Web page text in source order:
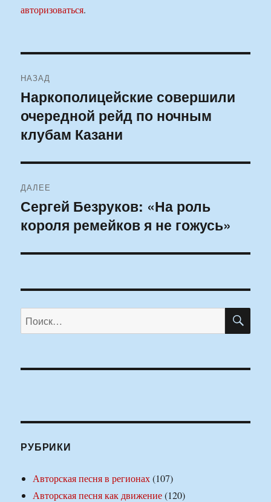
авторизоваться.
по
записям
НАЗАД
Предыдущая
запись:
Наркополицейские совершили
очередной рейд по ночным
клубам Казани
ДАЛЕЕ
Следующая
запись:
Сергей Безруков: «На роль
короля ремейков я не гожусь»
Искать:
РУБРИКИ
Авторская песня в регионах(107)
Авторская песня как движение(120)